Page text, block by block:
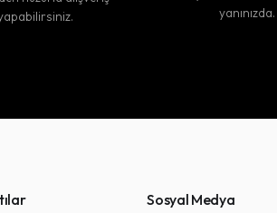
yanınızda.
Sosyal Medya